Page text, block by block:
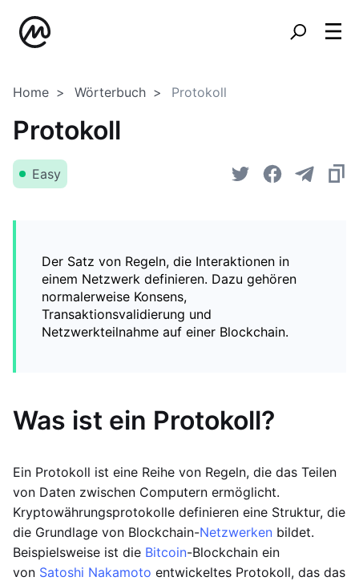
Home Wörterbuch Protokoll
Protokoll
Easy
Der Satz von Regeln, die Interaktionen in
einem Netzwerk definieren. Dazu gehören
normalerweise Konsens,
Transaktionsvalidierung und
Netzwerkteilnahme auf einer Blockchain.
Was ist ein Protokoll?
Ein Protokoll ist eine Reihe von Regeln, die das Teilen
von Daten zwischen Computern ermöglicht.
Kryptowährungsprotokolle definieren eine Struktur, die
die Grundlage von Blockchain-Netzwerken bildet.
Beispielsweise ist die Bitcoin-Blockchain ein
von Satoshi Nakamoto entwickeltes Protokoll, das das